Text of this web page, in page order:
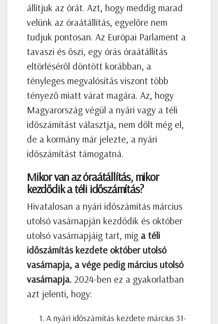
állítjuk az órát. Azt, hogy meddig marad
velünk az óraátállítás, egyelőre nem
tudjuk pontosan. Az Európai Parlament a
tavaszi és őszi, egy órás óraátállítás
eltörléséről döntött korábban, a
tényleges megvalósítás viszont több
tényező miatt várat magára. Az, hogy
Magyarország végül a nyári vagy a téli
időszámítást választja, nem dőlt még el,
de a kormány már jelezte, a nyári
időszámítást támogatná.
Mikor van az óraátállítás, mikor
kezdődik a téli időszámítás?
Hivatalosan a nyári időszámítás március
utolsó vasárnapján kezdődik és október
utolsó vasárnapjáig tart, míg a téli
időszámítás kezdete október utolsó
vasárnapja, a vége pedig március utolsó
vasárnapja. 2024-ben ez a gyakorlatban
azt jelenti, hogy:
A nyári időszámítás kezdete március 31-